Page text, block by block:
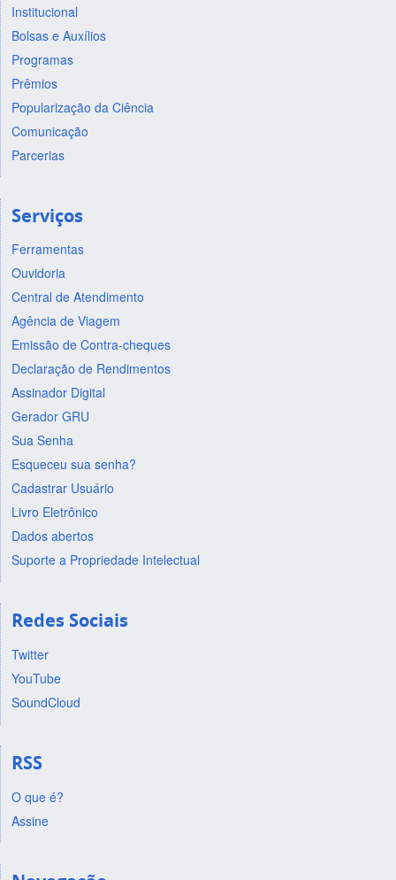
Institucional
Bolsas e Auxílios
Programas
Prêmios
Popularização da Ciência
Comunicação
Parcerias
Serviços
Ferramentas
Ouvidoria
Central de Atendimento
Agência de Viagem
Emissão de Contra-cheques
Declaração de Rendimentos
Assinador Digital
Gerador GRU
Sua Senha
Esqueceu sua senha?
Cadastrar Usuário
Livro Eletrônico
Dados abertos
Suporte a Propriedade Intelectual
Redes Sociais
Twitter
YouTube
SoundCloud
RSS
O que é?
Assine